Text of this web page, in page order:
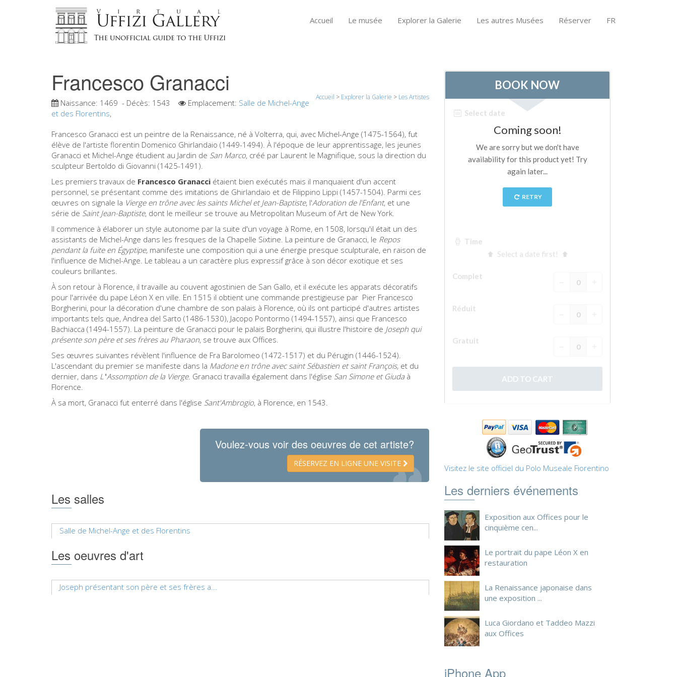
Accueil Le musée Explorer la Galerie Les autres Musées Réserver FR
Francesco Granacci
Accueil > Explorer la Galerie > Les Artistes
Naissance: 1469 - Décès: 1543 Emplacement: Salle de Michel-Ange
et des Florentins,
Francesco Granacci est un peintre de la Renaissance, né à Volterra, qui, avec Michel-Ange (1475-1564), fut
élève de l'artiste florentin Domenico Ghirlandaio (1449-1494). À l'époque de leur apprentissage, les jeunes
Granacci et Michel-Ange étudient au Jardin de San Marco, créé par Laurent le Magnifique, sous la direction du
sculpteur Bertoldo di Giovanni (1425-1491).
Les premiers travaux de Francesco Granacci étaient bien exécutés mais il manquaient d'un accent
personnel, se présentant comme des imitations de Ghirlandaio et de Filippino Lippi (1457-1504). Parmi ces
œuvres on signale la Vierge en trône avec les saintsMichel et Jean-Baptiste, l'Adoration de l'Enfant, et une
série de Saint Jean-Baptiste, dont le meilleur se trouve au Metropolitan Museum of Art de New York.
Il commence à élaborer un style autonome par la suite d'un voyage à Rome, en 1508, lorsqu'il était un des
assistants de Michel-Ange dans les fresques de la Chapelle Sixtine. La peinture de Granacci, le Repos
pendant la fuite en Égyptipe, manifeste une composition qui a une énergie presque sculpturale, en raison de
l'influence de Michel-Ange. Le tableau a un caractère plus expressif grâce à son décor exotique et ses
couleurs brillantes.
À son retour à Florence, il travaille au couvent agostinien de San Gallo, et il exécute les apparats décoratifs
pour l'arrivée du pape Léon X en ville. En 1515 il obtient une commande prestigieuse par Pier Francesco
Borgherini, pour la décoration d'une chambre de son palais à Florence, où ils ont participé d'autres artistes
importants tels que, Andrea del Sarto (1486-1530), Jacopo Pontormo (1494-1557), ainsi que Francesco
Bachiacca (1494-1557). La peinture de Granacci pour le palais Borgherini, qui illustre l'histoire de Joseph qui
présente son père et ses frères au Pharaon, se trouve aux Offices.
Ses œuvres suivantes révèlent l'influence de Fra Barolomeo (1472-1517) et du Pérugin (1446-1524).
L'ascendant du premier se manifeste dans la Madoneen trône avec saint Sébastien etsaint François, et du
dernier, dans L''Assomption de la Vierge. Granacci travailla également dans l'église San Simone et Giudaà
Florence.
À sa mort, Granacci fut enterré dans l'église Sant'Ambrogio, à Florence, en 1543.
Voulez-vous voir des oeuvres de cet artiste?
RÉSERVEZ EN LIGNE UNE VISITE
Les salles
Salle de Michel-Ange et des Florentins
Les oeuvres d'art
Joseph présentant son père et ses frères a...
Visitez le site officiel du Polo Museale Fiorentino
Les derniers événements
Exposition aux Offices pour le
cinquième cen...
Le portrait du pape Léon X en
restauration
La Renaissance japonaise dans
une exposition ...
Luca Giordano et Taddeo Mazzi
aux Offices
iPhone App